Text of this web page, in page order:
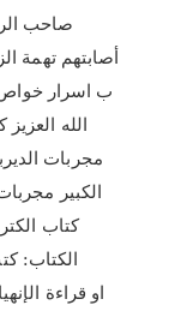
صاحب
أصابتهم تهمة
الله
مجربات
الكبير
كتاب
الكتاب: